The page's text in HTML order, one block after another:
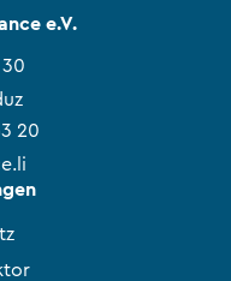
e.V.
20